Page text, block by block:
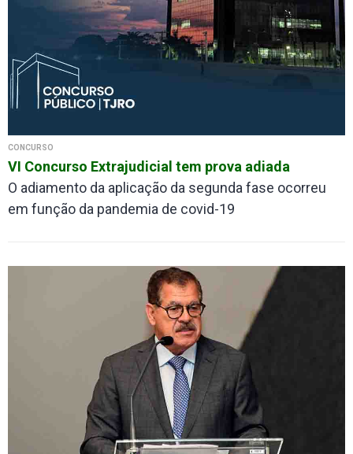
CONCURSO
VI Concurso Extrajudicial tem prova adiada
O adiamento da aplicação da segunda fase ocorreu
em função da pandemia de covid-19